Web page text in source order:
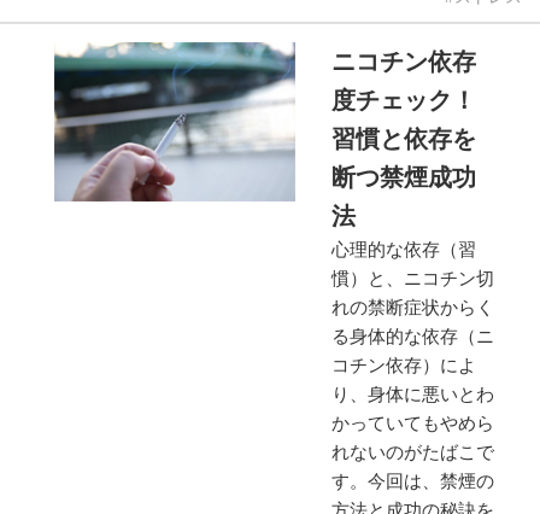
ニコチン依存
度チェック！
習慣と依存を
断つ禁煙成功
法
心理的な依存（習
慣）と、ニコチン切
れの禁断症状からく
る身体的な依存（ニ
コチン依存）によ
り、身体に悪いとわ
かっていてもやめら
れないのがたばこで
す。今回は、禁煙の
方法と成功の秘訣を